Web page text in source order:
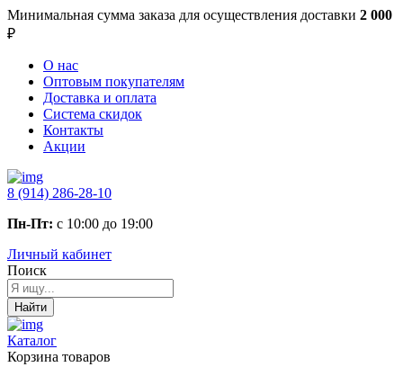
Минимальная сумма заказа для осуществления доставки 2 000
₽
О нас
Оптовым покупателям
Доставка и оплата
Система скидок
Контакты
Акции
8 (914) 286-28-10
Пн-Пт: с 10:00 до 19:00
Личный кабинет
Поиск
Найти
Каталог
Корзина товаров